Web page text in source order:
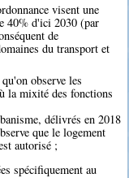
visent une
40% d'ici 2030 (par
de
du transport et
observe les
la mixité des fonctions
délivrés en 2018
que le logement
autorisé ;
spécifiquement au